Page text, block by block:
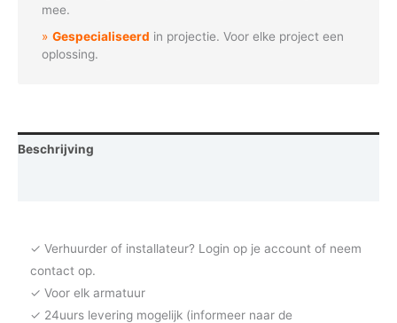
mee.
Gespecialiseerd in projectie. Voor elke project een
oplossing.
Beschrijving
✓ Verhuurder of installateur? Login op je account of neem
contact op.
✓ Voor elk armatuur
✓ 24uurs levering mogelijk (informeer naar de